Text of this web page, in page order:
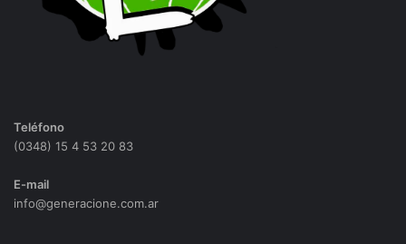
Teléfono
(0348) 15 4 53 20 83
E-mail
info@generacione.com.ar